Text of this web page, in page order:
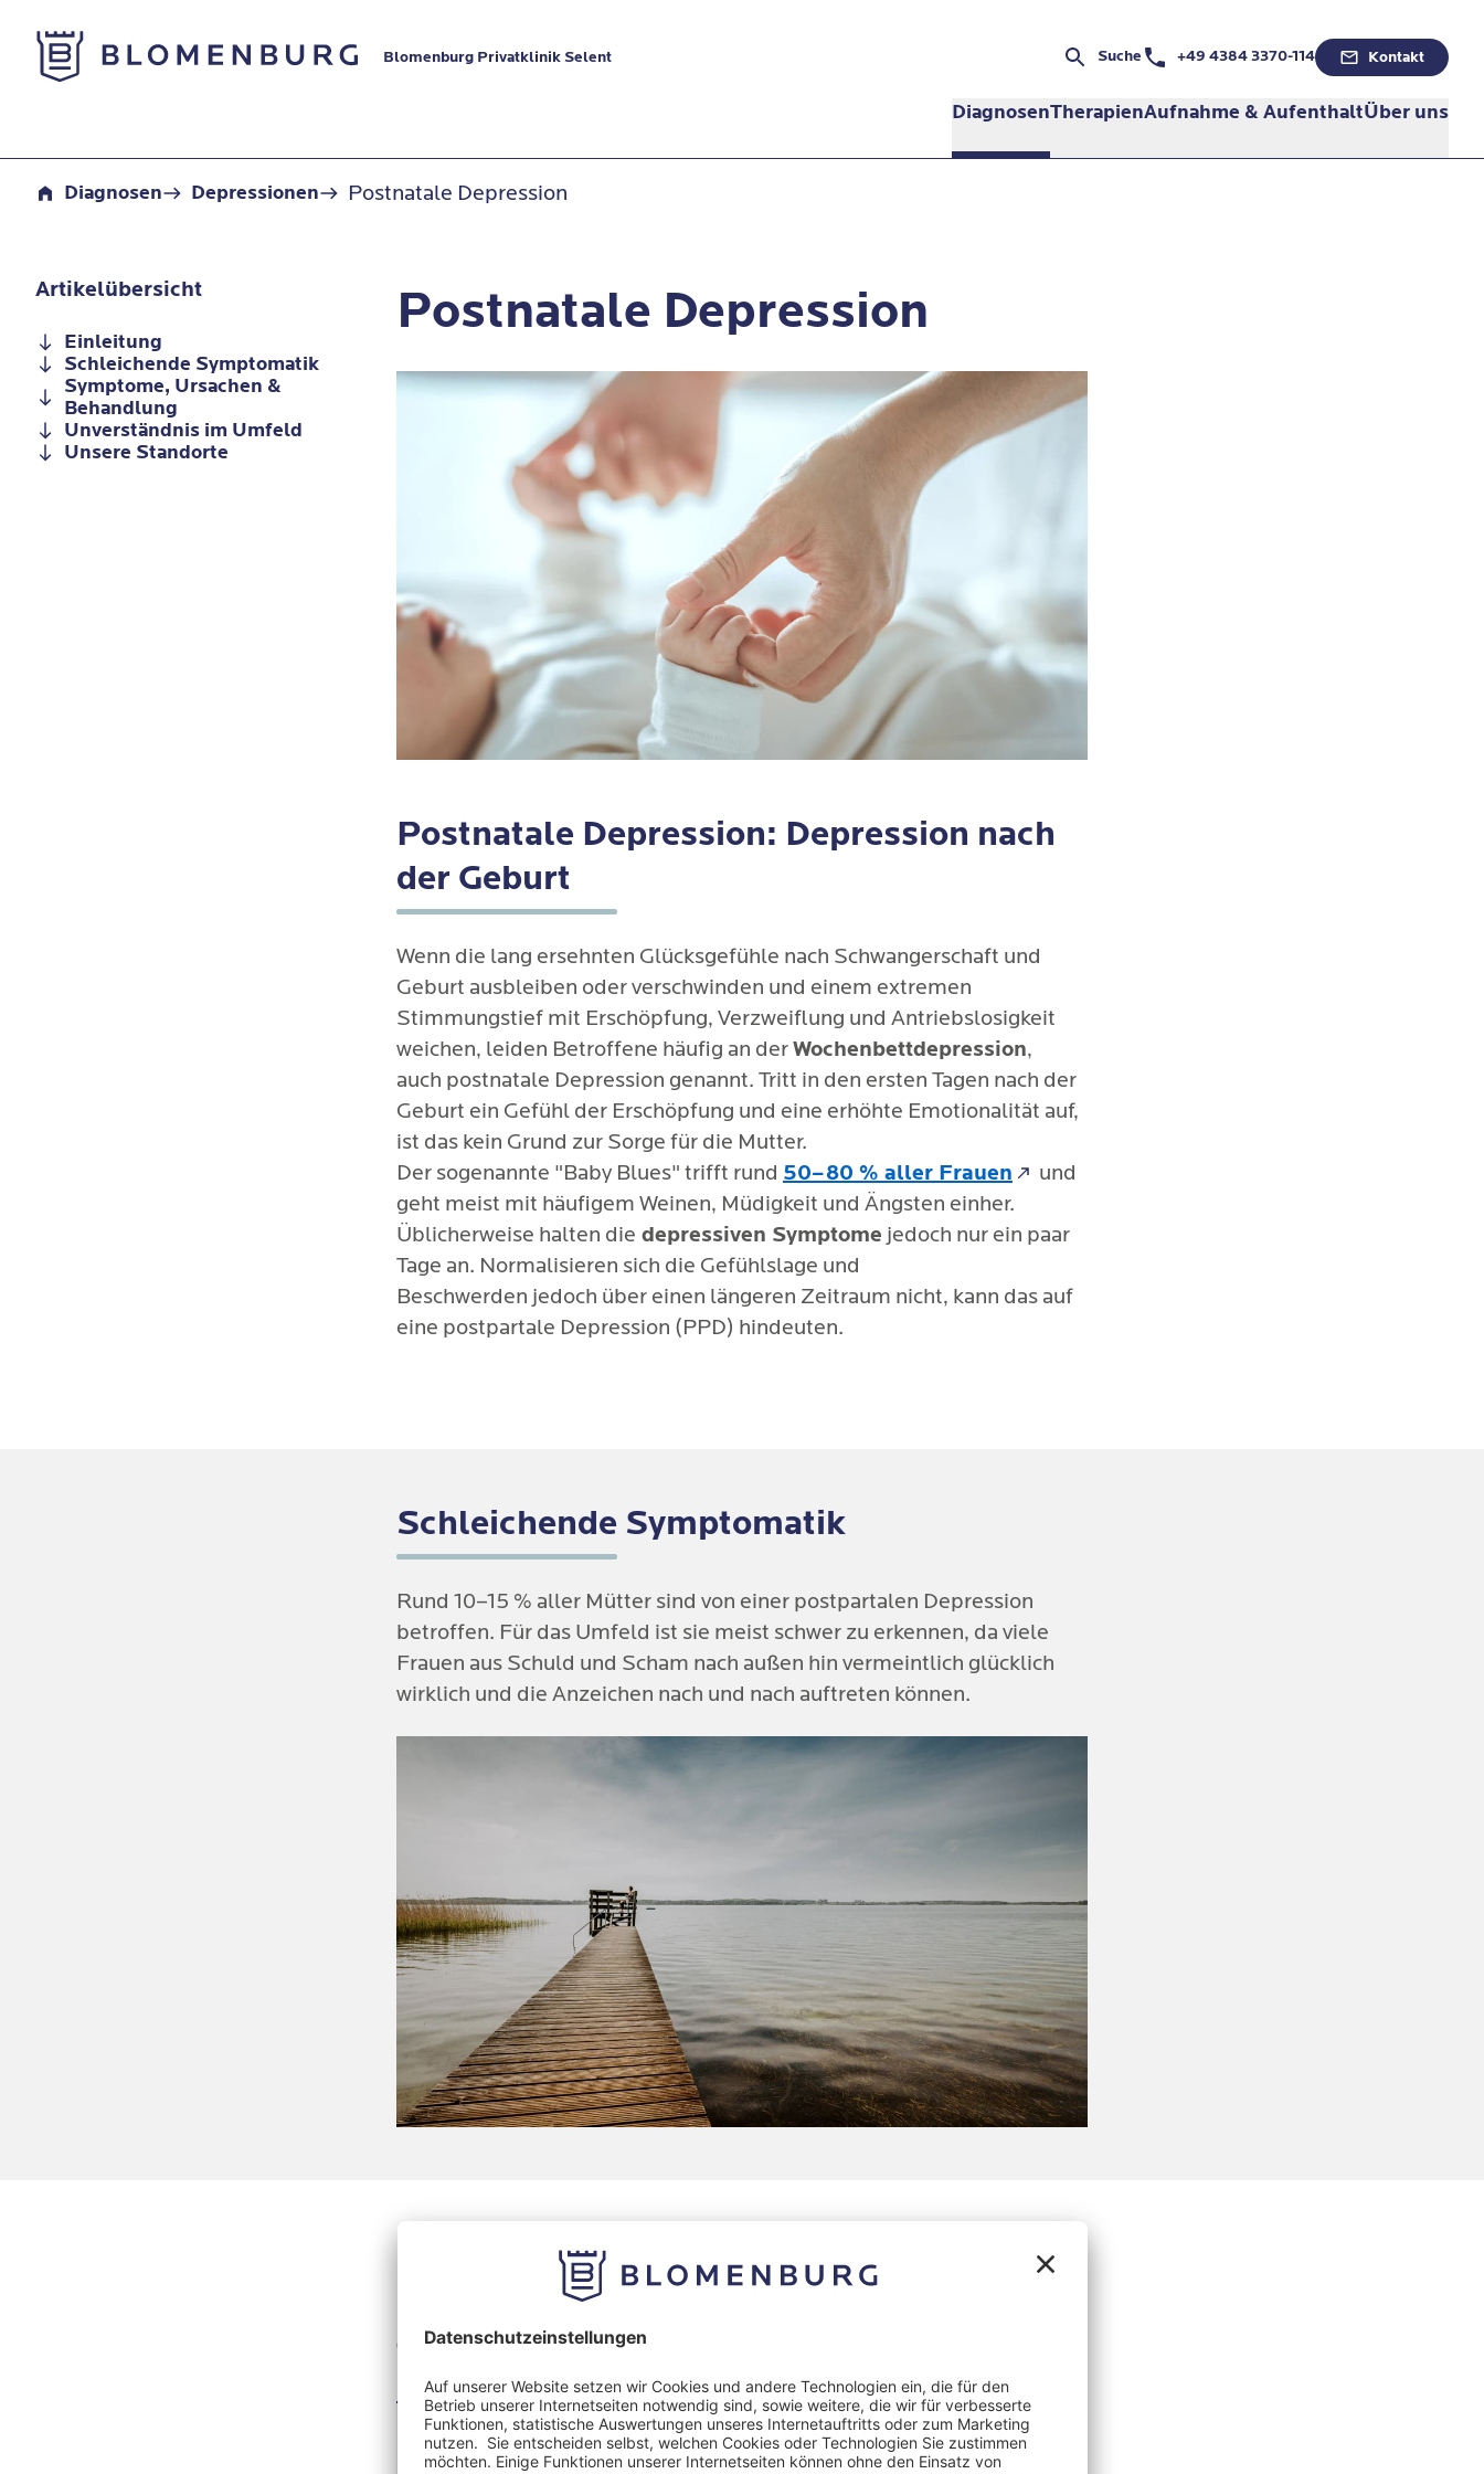
Zur Startseite
Blomenburg Privatklinik Selent Suche Telefonnummer:
+49 4384 3370-114 Kontakt
DiagnosenTherapienAufnahme & AufenthaltÜber uns
Diagnosen Depressionen Postnatale Depression
Postnatale Depression
Artikelübersicht
Einleitung
Schleichende Symptomatik
Symptome, Ursachen &
Behandlung
Unverständnis im Umfeld
Unsere Standorte
Postnatale Depression: Depression nach
der Geburt
Wenn die lang ersehnten Glücksgefühle nach Schwangerschaft und
Geburt ausbleiben oder verschwinden und einem extremen
Stimmungstief mit Erschöpfung, Verzweiflung und Antriebslosigkeit
weichen, leiden Betroffene häufig an derWochenbettdepression,
auch postnatale Depression genannt. Tritt in den ersten Tagen nach der
Geburt ein Gefühl der Erschöpfung und eine erhöhte Emotionalität auf,
ist das kein Grund zur Sorge für die Mutter.
Der sogenannte "Baby Blues" trifft rund 50–80 % aller Frauen
und
geht meist mit häufigem Weinen, Müdigkeit und Ängsten einher.
Üblicherweise halten die depressiven Symptome jedoch nur ein paar
Tage an. Normalisieren sich die Gefühlslage und
Beschwerden jedoch über einen längeren Zeitraum nicht, kann das auf
eine postpartale Depression (PPD) hindeuten.
Schleichende Symptomatik
Rund 10–15 % aller Mütter sind von einer postpartalen Depression
betroffen. Für das Umfeld ist sie meist schwer zu erkennen, da viele
Frauen aus Schuld und Scham nach außen hin vermeintlich glücklich
wirklich und die Anzeichen nach und nach auftreten können.
Symptome, Ursachen & Behandlung
Symptome